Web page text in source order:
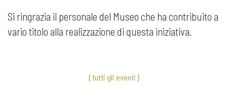
Si ringrazia il personale del Museo che ha contribuito a
vario titolo alla realizzazione di questa iniziativa.
{ tutti gli eventi }